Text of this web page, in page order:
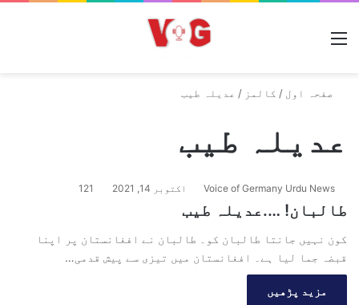
صفحہ اول / کالمز / عدیلہ طیب
عدیلہ طیب
Voice of Germany Urdu News اکتوبر 14, 2021 121
طالبان! ….عدیلہ طیب
کون نہیں جانتا طالبان کو۔ طالبان نے افغانستان پر اپنا
قبضہ جما لیا ہے۔ افغانستان میں تیزی سے پیش قدمی…
مزید پڑھیں